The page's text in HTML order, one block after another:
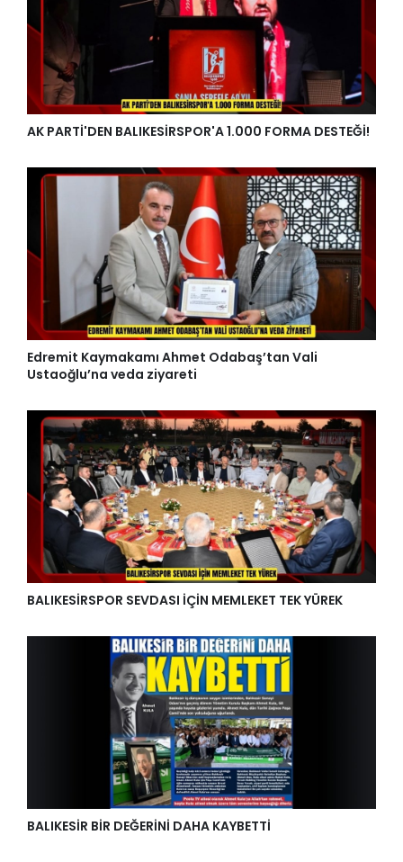
AK PARTİ'DEN BALIKESİRSPOR'A 1.000 FORMA DESTEĞİ!
Edremit Kaymakamı Ahmet Odabaş’tan Vali
Ustaoğlu’na veda ziyareti
BALIKESİRSPOR SEVDASI İÇİN MEMLEKET TEK YÜREK
BALIKESİR BİR DEĞERİNİ DAHA KAYBETTİ